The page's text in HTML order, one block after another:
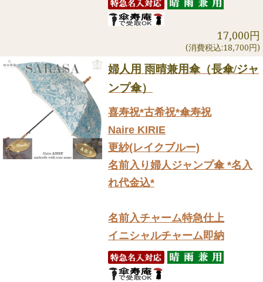
17,000円
(消費税込:18,700円)
婦人用 雨晴兼用傘（長傘/ジャ
ンプ傘）
喜寿祝*古希祝*傘寿祝
Naire KIRIE
更紗(レイクブルー)
名前入り婦人ジャンプ傘 *名入
れ代金込*
名前入チャーム特急仕上
イニシャルチャーム即納